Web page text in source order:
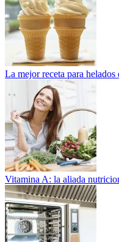
La mejor receta para
Vitamina A: la aliada